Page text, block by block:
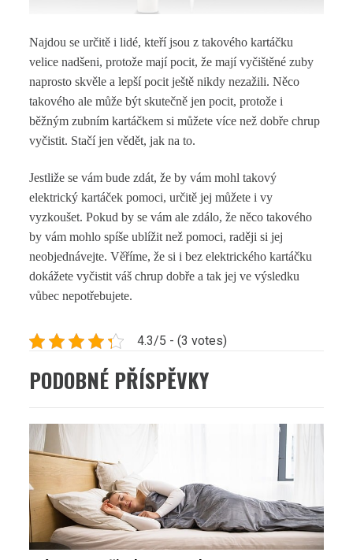
Najdou se určitě i lidé, kteří jsou z takového kartáčku
velice nadšeni, protože mají pocit, že mají vyčištěné zuby
naprosto skvěle a lepší pocit ještě nikdy nezažili. Něco
takového ale může být skutečně jen pocit, protože i
běžným zubním kartáčkem si můžete více než dobře chrup
vyčistit. Stačí jen vědět, jak na to.
Jestliže se vám bude zdát, že by vám mohl takový
elektrický kartáček pomoci, určitě jej můžete i vy
vyzkoušet. Pokud by se vám ale zdálo, že něco takového
by vám mohlo spíše ublížit než pomoci, raději si jej
neobjednávejte.Věříme, že si i bez elektrického kartáčku
dokážete vyčistit váš chrup dobře a tak jej ve výsledku
vůbec nepotřebujete.
4.3/5 - (3 votes)
PODOBNÉ PŘÍSPĚVKY